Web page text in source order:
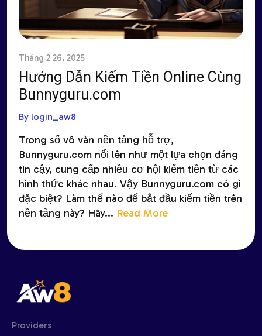
Tháng 2 26, 2025
Hướng Dẫn Kiếm Tiền Online Cùng
Bunnyguru.com
By login_aw8
Trong số vô vàn nền tảng hỗ trợ,
Bunnyguru.com nổi lên như một lựa chọn đáng
tin cậy, cung cấp nhiều cơ hội kiếm tiền từ các
hình thức khác nhau. Vậy Bunnyguru.com có gì
đặc biệt? Làm thế nào để bắt đầu kiếm tiền trên
nền tảng này? Hãy... Read More
Providers